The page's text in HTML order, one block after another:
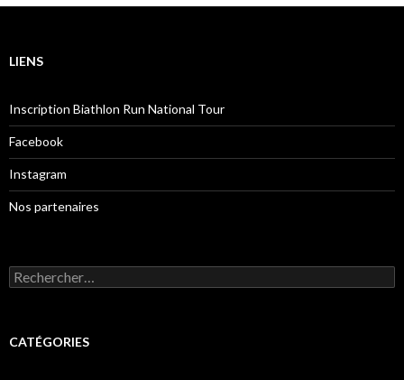
LIENS
Inscription Biathlon Run National Tour
Facebook
Instagram
Nos partenaires
Rechercher :
CATÉGORIES